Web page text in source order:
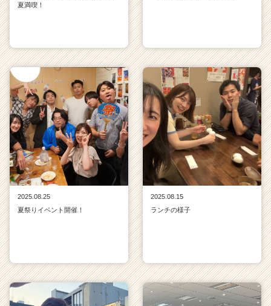
夏満喫！
2025.08.25
夏祭りイベント開催！
2025.08.15
ランチの様子